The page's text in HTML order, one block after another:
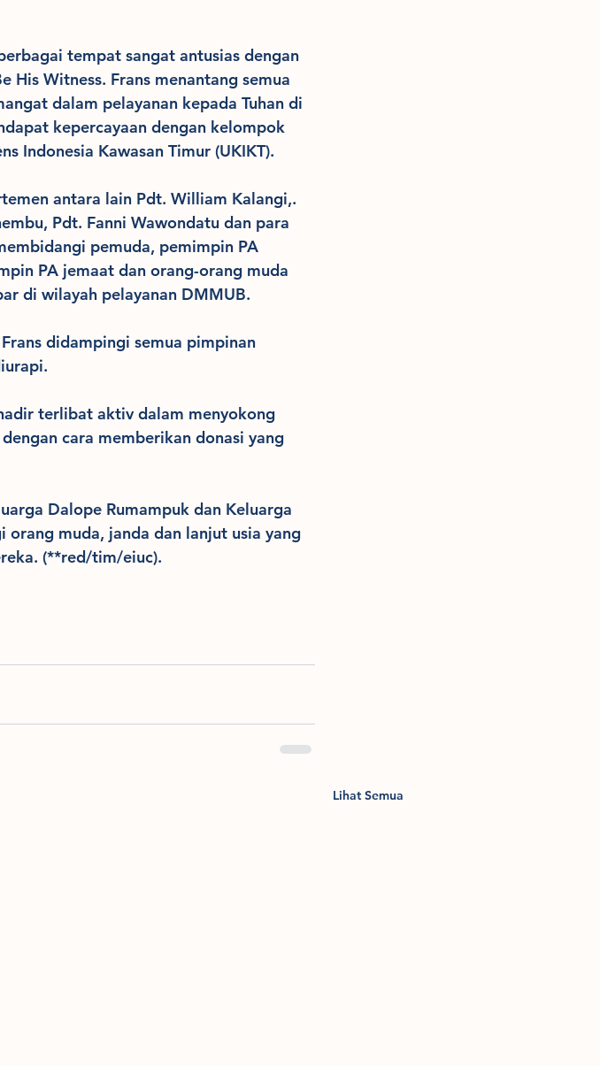
tempat sangat antusias dengan
His Witness. Frans menantang semua
dalam pelayanan kepada Tuhan di
kepercayaan dengan kelompok
Indonesia Kawasan Timur (UKIKT).
antara lain Pdt. William Kalangi,.
Pdt. Fanni Wawondatu dan para
pemuda, pemimpin PA
PA jemaat dan orang-orang muda
di wilayah pelayanan DMMUB.
didampingi semua pimpinan
terlibat aktiv dalam menyokong
cara memberikan donasi yang
Dalope Rumampuk dan Keluarga
muda, janda dan lanjut usia yang
(**red/tim/eiuc).
Lihat Semua